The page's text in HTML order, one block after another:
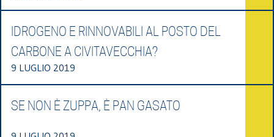
IDROGENO E RINNOVABILI AL POSTO DEL
CARBONE A CIVITAVECCHIA?
9 LUGLIO 2019
SE NON È ZUPPA, È PAN GASATO